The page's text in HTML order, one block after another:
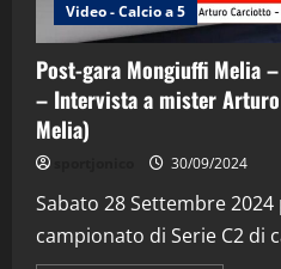
Video - Calcio a 5
Post-gara Mongiuffi Melia
– Intervista a mister
Melia)
30/09/2024
Sabato 28 Settembre
campionato di Serie C2 di
2
(Martedi
28/04/